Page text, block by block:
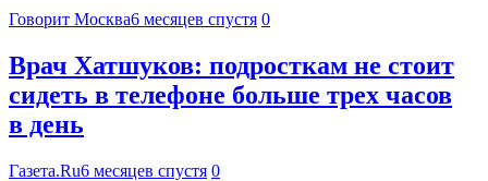
Говорит Москва6 месяцев спустя 0
Врач Хатшуков: подросткам не стоит
сидеть в телефоне больше трех часов
в день
Газета.Ru6 месяцев спустя 0